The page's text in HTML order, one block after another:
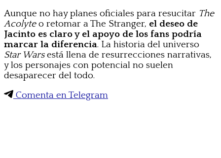
Aunque no hay planes oficiales para resucitar The
Acolyteo retomar a The Stranger, el deseo de
Jacinto es claro y el apoyo de los fans podría
marcar la diferencia. La historia del universo
Star Warsestá llena de resurrecciones narrativas,
y los personajes con potencial no suelen
desaparecer del todo.
Comenta en Telegram